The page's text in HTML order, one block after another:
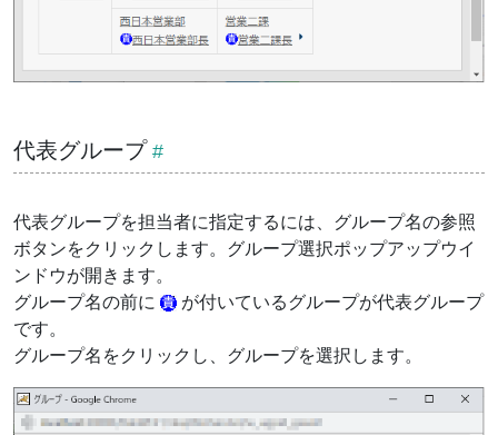
代表グループ
代表グループを担当者に指定するには、グループ名の参照
ボタンをクリックします。グループ選択ポップアップウイ
ンドウが開きます。
グループ名の前に
が付いているグループが代表グループ
です。
グループ名をクリックし、グループを選択します。